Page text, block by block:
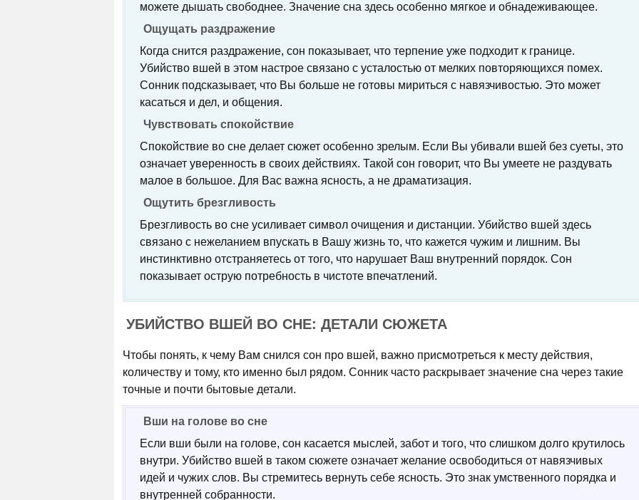
можете дышать свободнее. Значение сна здесь особенно мягкое и обнадеживающее.
Ощущать раздражение
Когда снится раздражение, сон показывает, что терпение уже подходит к границе.
Убийство вшей в этом настрое связано с усталостью от мелких повторяющихся помех.
Сонник подсказывает, что Вы больше не готовы мириться с навязчивостью. Это может
касаться и дел, и общения.
Чувствовать спокойствие
Спокойствие во сне делает сюжет особенно зрелым. Если Вы убивали вшей без суеты, это
означает уверенность в своих действиях. Такой сон говорит, что Вы умеете не раздувать
малое в большое. Для Вас важна ясность, а не драматизация.
Ощутить брезгливость
Брезгливость во сне усиливает символ очищения и дистанции. Убийство вшей здесь
связано с нежеланием впускать в Вашу жизнь то, что кажется чужим и лишним. Вы
инстинктивно отстраняетесь от того, что нарушает Ваш внутренний порядок. Сон
показывает острую потребность в чистоте впечатлений.
УБИЙСТВО ВШЕЙ ВО СНЕ: ДЕТАЛИ СЮЖЕТА
Чтобы понять, к чему Вам снился сон про вшей, важно присмотреться к месту действия,
количеству и тому, кто именно был рядом. Сонник часто раскрывает значение сна через такие
точные и почти бытовые детали.
Вши на голове во сне
Если вши были на голове, сон касается мыслей, забот и того, что слишком долго крутилось
внутри. Убийство вшей в таком сюжете означает желание освободиться от навязчивых
идей и чужих слов. Вы стремитесь вернуть себе ясность. Это знак умственного порядка и
внутренней собранности.